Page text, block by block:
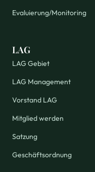
Evaluierung/Monitoring
LAG
LAG Gebiet
LAG Management
Vorstand LAG
Mitglied werden
Satzung
Geschäftsordnung